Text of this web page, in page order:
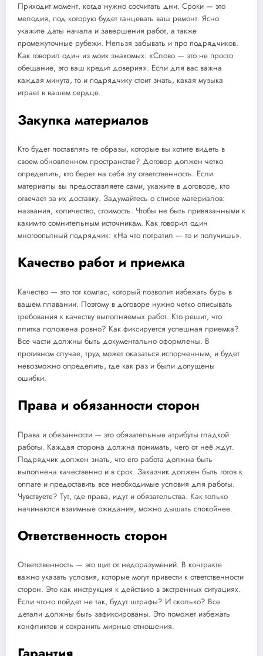
Приходит момент, когда нужно сосчитать дни. Сроки — это
мелодия, под которую будет танцевать ваш ремонт. Ясно
укажите даты начала и завершения работ, а также
промежуточные рубежи. Нельзя забывать и про подрядчиков.
Как говорил один из моих знакомых: «Слово — это не просто
обещание, это ваш кредит доверия». Если для вас важна
каждая минута, то и подрядчику стоит знать, какая музыка
играет в вашем сердце.
Закупка материалов
Кто будет поставлять те образы, которые вы хотите видеть в
своем обновленном пространстве? Договор должен четко
определить, кто берет на себя эту ответственность. Если
материалы вы предоставляете сами, укажите в договоре, кто
отвечает за их доставку. Задумайтесь о списке материалов:
названия, количество, стоимость. Чтобы не быть привязанными к
каким-то сомнительным источникам. Как говорил один
многоопытный подрядчик: «На что потратил — то и получишь».
Качество работ и приемка
Качество — это тот компас, который позволит избежать бурь в
вашем плавании. Поэтому в договоре нужно четко описывать
требования к качеству выполняемых работ. Кто решит, что
плитка положена ровно? Как фиксируется успешная приемка?
Все части должны быть документально оформлены. В
противном случае, труд может оказаться испорченным, и будет
невозможно определить, где как раз и были допущены
ошибки.
Права и обязанности сторон
Права и обязанности — это обязательные атрибуты гладкой
работы. Каждая сторона должна понимать, чего от неё ждут.
Подрядчик должен знать, что его работа должна быть
выполнена качественно и в срок. Заказчик должен быть готов к
оплате и предоставить все необходимые условия для работы.
Чувствуете? Тут, где права, идут и обязательства. Как только
начинаются взаимные ожидания, можно дышать спокойнее.
Ответственность сторон
Ответственность — это щит от недоразумений. В контракте
важно указать условия, которые могут привести к ответственности
сторон. Это как инструкция к действию в экстренных ситуациях.
Если что-то пойдет не так, будут штрафы? И сколько? Все
детали должны быть зафиксированы. Это поможет избежать
конфликтов и сохранить мирные отношения.